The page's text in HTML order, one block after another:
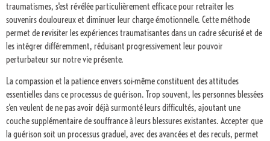
traumatismes, s'est révélée particulièrement efficace pour retraiter les
souvenirs douloureux et diminuer leur charge émotionnelle. Cette méthode
permet de revisiter les expériences traumatisantes dans un cadre sécurisé et de
les intégrer différemment, réduisant progressivement leur pouvoir
perturbateur sur notre vie présente.
La compassion et la patience envers soi-même constituent des attitudes
essentielles dans ce processus de guérison. Trop souvent, les personnes blessées
s'en veulent de ne pas avoir déjà surmonté leurs difficultés, ajoutant une
couche supplémentaire de souffrance à leurs blessures existantes. Accepter que
la guérison soit un processus graduel, avec des avancées et des reculs, permet